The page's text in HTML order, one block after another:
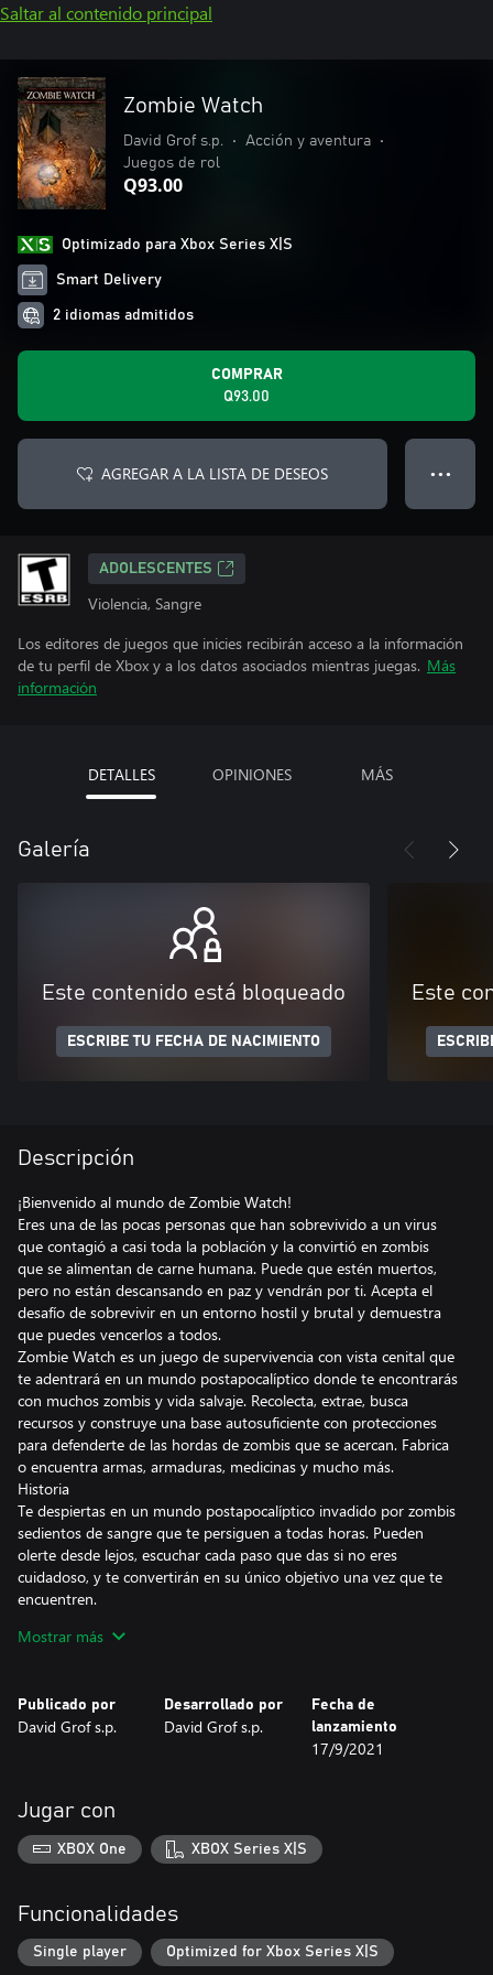
Saltar al contenido principal
Zombie Watch
David Grof s.p. • Acción y aventura
•
Juegos de rol
Q93.00
Optimizado para Xbox Series X|S
Smart Delivery
2 idiomas admitidos
COMPRAR
Q93.00
AGREGAR A LA LISTA DE DESEOS ● ● ●
ADOLESCENTES
Violencia, Sangre
Los editores de juegos que inicies recibirán acceso a la información
de tu perfil de Xbox y a los datos asociados mientras juegas. Más
información
DETALLES OPINIONES MÁS
Galería
Este contenido está bloqueado
ESCRIBE TU FECHA DE NACIMIENTO
Este
Descripción
¡Bienvenido al mundo de Zombie Watch!
Eres una de las pocas personas que han sobrevivido a un virus
que contagió a casi toda la población y la convirtió en zombis
que se alimentan de carne humana. Puede que estén muertos,
pero no están descansando en paz y vendrán por ti. Acepta el
desafío de sobrevivir en un entorno hostil y brutal y demuestra
que puedes vencerlos a todos.
Zombie Watch es un juego de supervivencia con vista cenital que
te adentrará en un mundo postapocalíptico donde te encontrarás
con muchos zombis y vida salvaje. Recolecta, extrae, busca
recursos y construye una base autosuficiente con protecciones
para defenderte de las hordas de zombis que se acercan. Fabrica
o encuentra armas, armaduras, medicinas y mucho más.
Historia
Te despiertas en un mundo postapocalíptico invadido por zombis
sedientos de sangre que te persiguen a todas horas. Pueden
olerte desde lejos, escuchar cada paso que das si no eres
cuidadoso, y te convertirán en su único objetivo una vez que te
encuentren.
que atender tus necesidades humanas básicas. Sería una pena
autosuficiente. Sumérgete en el mundo de Zombie Watch:
¡Mantente atento y vigila bien a tu alrededor!
impresionante mundo y sus diferentes biomas. Busca y recoge lo
que puedas encontrar, todo puede ser útil.
- SISTEMA DE INVENTARIO: Encuentra o fabrica diferentes
artículos de ropa, armas, comida y otros equipos para llevarlos
- CONSTRUCCIÓN DE LA BASE: Construye un gran sistema de
- HORDAS DE ZOMBIS: Varios zombis te atacarán en hordas o
Mostrar más
Publicado por
David Grof s.p.
Desarrollado por
David Grof s.p.
Fecha de
lanzamiento
17/9/2021
Jugar con
XBOX One XBOX Series X|S
Funcionalidades
Single player Optimized for Xbox Series X|S